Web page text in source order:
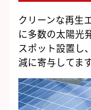
クリーンな再生
に多数の太陽光
スポット設置し
減に寄与してます